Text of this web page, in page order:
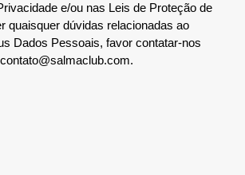
e/ou nas Leis de Proteção de
quaisquer dúvidas relacionadas ao
Dados Pessoais, favor contatar-nos